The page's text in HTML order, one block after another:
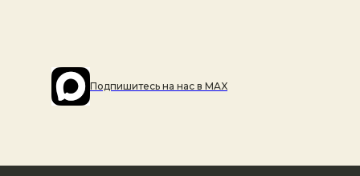
Подпишитесь на наc в MAX